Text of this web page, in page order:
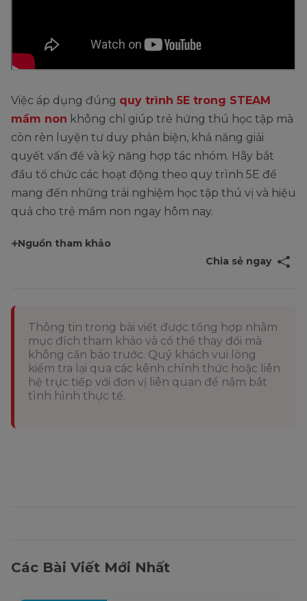
Việc áp dụng đúng quy trình 5E trong STEAM
mầm non không chỉ giúp trẻ hứng thú học tập mà
còn rèn luyện tư duy phản biện, khả năng giải
quyết vấn đề và kỹ năng hợp tác nhóm. Hãy bắt
đầu tổ chức các hoạt động theo quy trình 5E để
mang đến những trải nghiệm học tập thú vị và hiệu
quả cho trẻ mầm non ngay hôm nay.
Nguồn tham khảo
Chia sẻ ngay
Thông tin trong bài viết được tổng hợp nhằm
mục đích tham khảo và có thể thay đổi mà
không cần báo trước. Quý khách vui lòng
kiểm tra lại qua các kênh chính thức hoặc liên
hệ trực tiếp với đơn vị liên quan để nắm bắt
tình hình thực tế.
Các Bài Viết Mới Nhất